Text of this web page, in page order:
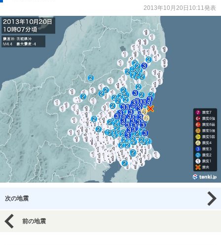
2013年10月20日10:11発表
次の地震
前の地震